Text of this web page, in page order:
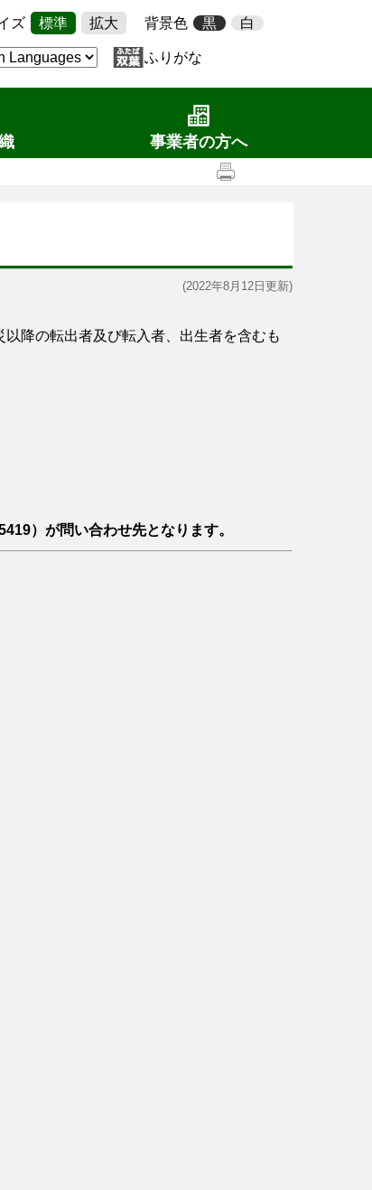
ズ 標準 拡大 背景色 黒 白
ふりがな
事業者の方へ
(2022年8月12日更新)
降の転出者及び転入者、出生者を含むも
）が問い合わせ先となります。